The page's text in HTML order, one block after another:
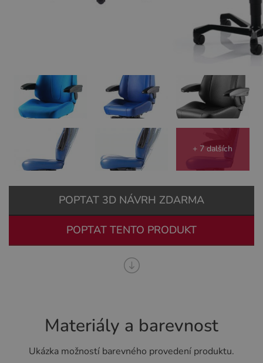
+ 7 dalších
POPTAT 3D NÁVRH ZDARMA
POPTAT TENTO PRODUKT
Materiály a barevnost
Ukázka možností barevného provedení produktu.